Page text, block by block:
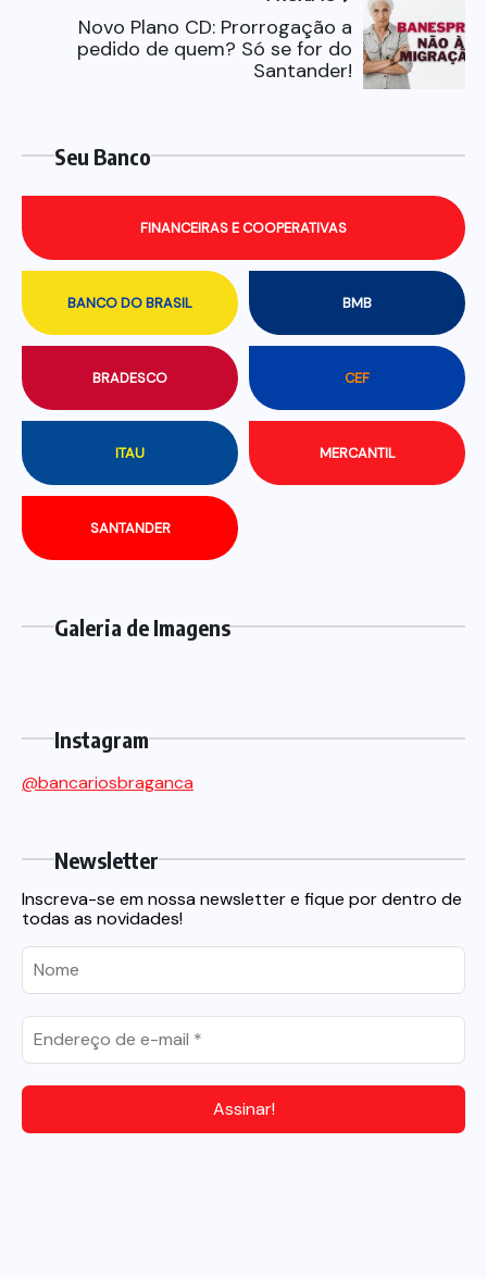
Novo Plano CD: Prorrogação a
pedido de quem? Só se for do
Santander!
Seu Banco
BANCO DO BRASIL BMB
BRADESCO CEF
FINANCEIRAS E COOPERATIVAS
ITAU MERCANTIL
SANTANDER
Galeria de Imagens
Instagram
@bancariosbraganca
Newsletter
Inscreva-se em nossa newsletter e fique por dentro de
todas as novidades!